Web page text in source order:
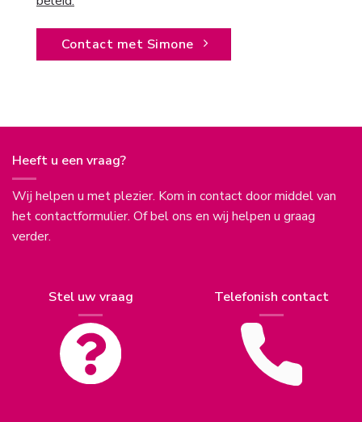
Contact met Simone
Heeft u een vraag?
Wij helpen u met plezier. Kom in contact door middel van
het contactformulier. Of bel ons en wij helpen u graag
verder.
Stel uw vraag Telefonish contact